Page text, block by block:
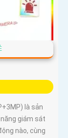
là sản
giám sát
nào, cùng